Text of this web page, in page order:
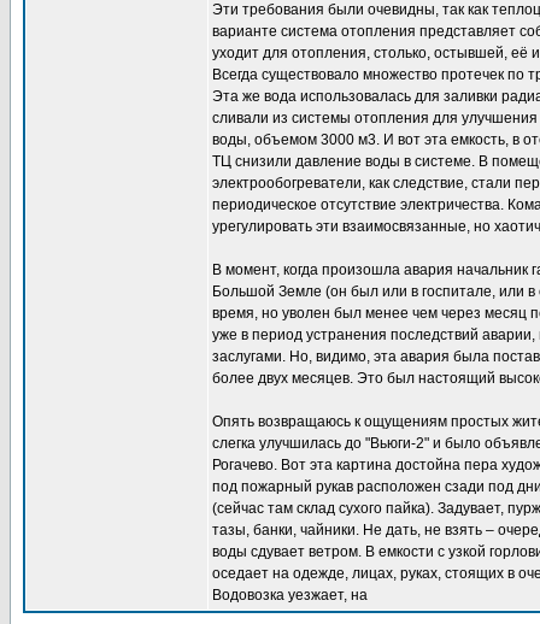
Эти требования были очевидны, так как
варианте система отопления представляет
уходит для отопления, столько, остывшей, её
Всегда существовало множество протечек
Эта же вода использовалась для заливки
сливали из системы отопления для
воды, объемом 3000 м3. И вот эта емкость, в
ТЦ снизили давление воды в системе. В
электрообогреватели, как следствие, стали
периодическое отсутствие электричества.
урегулировать эти взаимосвязанные, но
В момент, когда произошла авария начальник
Большой Земле (он был или в госпитале, или
время, но уволен был менее чем через месяц
уже в период устранения последствий
заслугами. Но, видимо, эта авария была
более двух месяцев. Это был настоящий
Опять возвращаюсь к ощущениям простых
слегка улучшилась до "Вьюги-2" и было
Рогачево. Вот эта картина достойна пера
под пожарный рукав расположен сзади под
(сейчас там склад сухого пайка). Задувает,
тазы, банки, чайники. Не дать, не взять –
воды сдувает ветром. В емкости с узкой
оседает на одежде, лицах, руках, стоящих в
Водовозка уезжает, на